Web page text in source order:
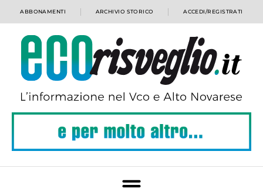
ABBONAMENTI ARCHIVIO STORICO ACCEDI/REGISTRATI